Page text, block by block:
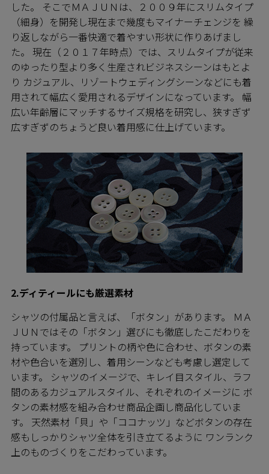
した。 そこでＭＡＪＵＮは、２００９年にスリムタイプ
（細身）を開発し現在まで幾度もマイナーチェンジを 繰
り返しながら一番快適で着やすい形状に作りあげまし
た。 現在（２０１７年時点）では、スリムタイプが従来
のゆったり型より多く生産されビジネスシーンはもとよ
り カジュアル、リゾートウェディングシーンなどにも着
用されて幅広く愛用されるデザインになっています。 幅
広い年齢層にマッチするサイズ規格を研究し、狭すぎず
広すぎずのちょうど良い着用感に仕上げています。
2.ディティールにも厳選素材
シャツの付属品と言えば、「ボタン」があります。 ＭＡ
ＪＵＮではその「ボタン」選びにも徹底したこだわりを
持っています。 プリントの柄や色に合わせ、ボタンの素
材や色合いを選別し、着用シーンなども考慮し選定して
います。 シャツのイメージで、キレイ目スタイル、ラフ
間のあるカジュアルスタイル、それぞれのイメージに ボ
タンの素材感を組み合わせ商品企画し商品化していま
す。 天然素材「貝」や「ココナッツ」などボタンの存在
感もしっかりシャツ全体を引き立てるように ワンランク
上のものづくりをこだわっています。